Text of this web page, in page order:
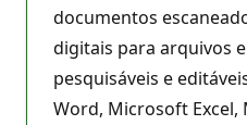
documentos
digitais para arquivos
pesquisáveis e
Word, Microsoft